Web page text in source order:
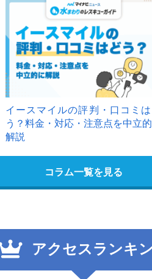
イースマイルの評判・口コミ
う？料金・対応・注意点を中立
解説
コラム一覧を見る
アクセスランキ